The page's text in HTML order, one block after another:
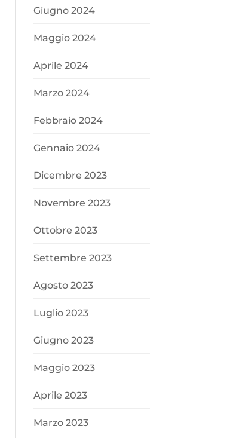
Giugno 2024
Maggio 2024
Aprile 2024
Marzo 2024
Febbraio 2024
Gennaio 2024
Dicembre 2023
Novembre 2023
Ottobre 2023
Settembre 2023
Agosto 2023
Luglio 2023
Giugno 2023
Maggio 2023
Aprile 2023
Marzo 2023